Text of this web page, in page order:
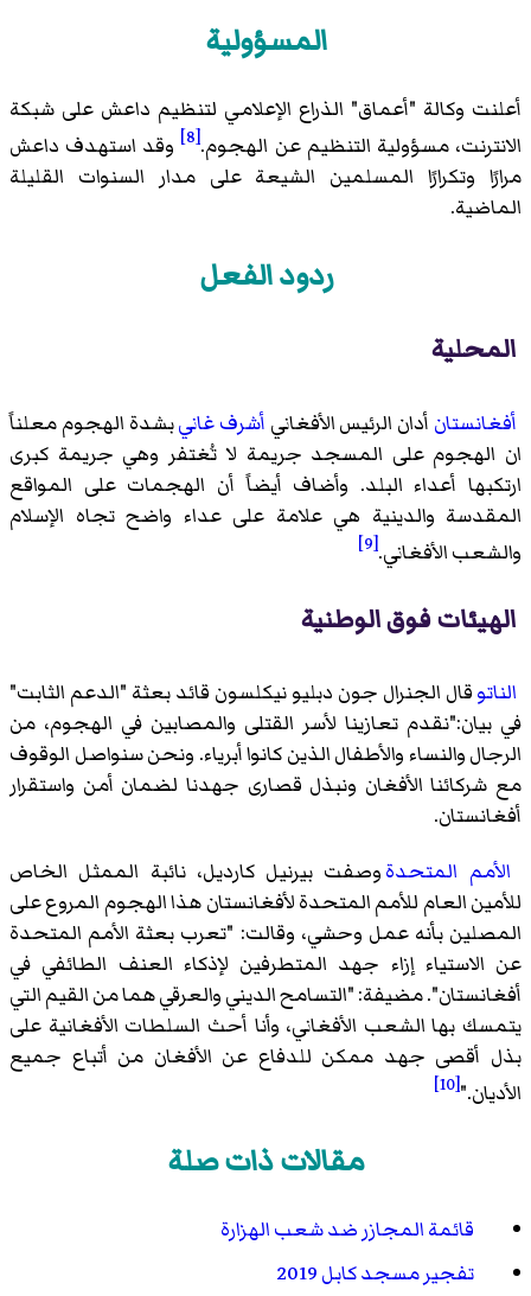
المسؤولية
أعلنت وكالة "أعماق" الذراع الإعلامي لتنظيم داعش على شبكة
الانترنت، مسؤولية التنظيم عن الهجوم.[8]
وقد استهدف داعش
مرارًا وتكرارًا المسلمين الشيعة على مدار السنوات القليلة
الماضية.
ردود الفعل
المحلية
أفغانستان أدان الرئيس الأفغاني أشرف غانيبشدة الهجوم معلناً
ان الهجوم على المسجد جريمة لا تُغتفر وهي جريمة كبرى
ارتكبها أعداء البلد. وأضاف أيضاً أن الهجمات على المواقع
المقدسة والدينية هي علامة على عداء واضح تجاه الإسلام
والشعب الأفغاني.[9]
الهيئات فوق الوطنية
الناتوقال الجنرال جون دبليو نيكلسون قائد بعثة "الدعم الثابت"
في بيان:"نقدم تعازينا لأسر القتلى والمصابين في الهجوم، من
الرجال والنساء والأطفال الذين كانوا أبرياء. ونحن سنواصل الوقوف
مع شركائنا الأفغان ونبذل قصارى جهدنا لضمان أمن واستقرار
أفغانستان.
الأمم المتحدةوصفت بيرنيل كارديل، نائبة الممثل الخاص
للأمين العام للأمم المتحدة لأفغانستان هذا الهجوم المروع على
المصلين بأنه عمل وحشي، وقالت: "تعرب بعثة الأمم المتحدة
عن الاستياء إزاء جهد المتطرفين لإذكاء العنف الطائفي في
أفغانستان". مضيفة: "التسامح الديني والعرقي هما من القيم التي
يتمسك بها الشعب الأفغاني، وأنا أحث السلطات الأفغانية على
بذل أقصى جهد ممكن للدفاع عن الأفغان من أتباع جميع
الأديان."[10]
مقالات ذات صلة
قائمة المجازر ضد شعب الهزارة
تفجير مسجد كابل 2019